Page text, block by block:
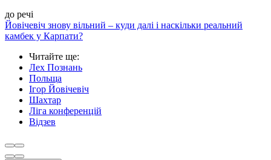
до речі
Йовічевіч знову вільний – куди далі і наскільки реальний
камбек у Карпати?
Читайте ще:
Лех Познань
Польща
Ігор Йовічевіч
Шахтар
Ліга конференцій
Відзев